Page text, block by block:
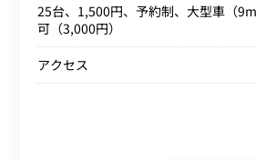
25台、1,500円、予約制、大型車（
可（3,000円）
アクセス